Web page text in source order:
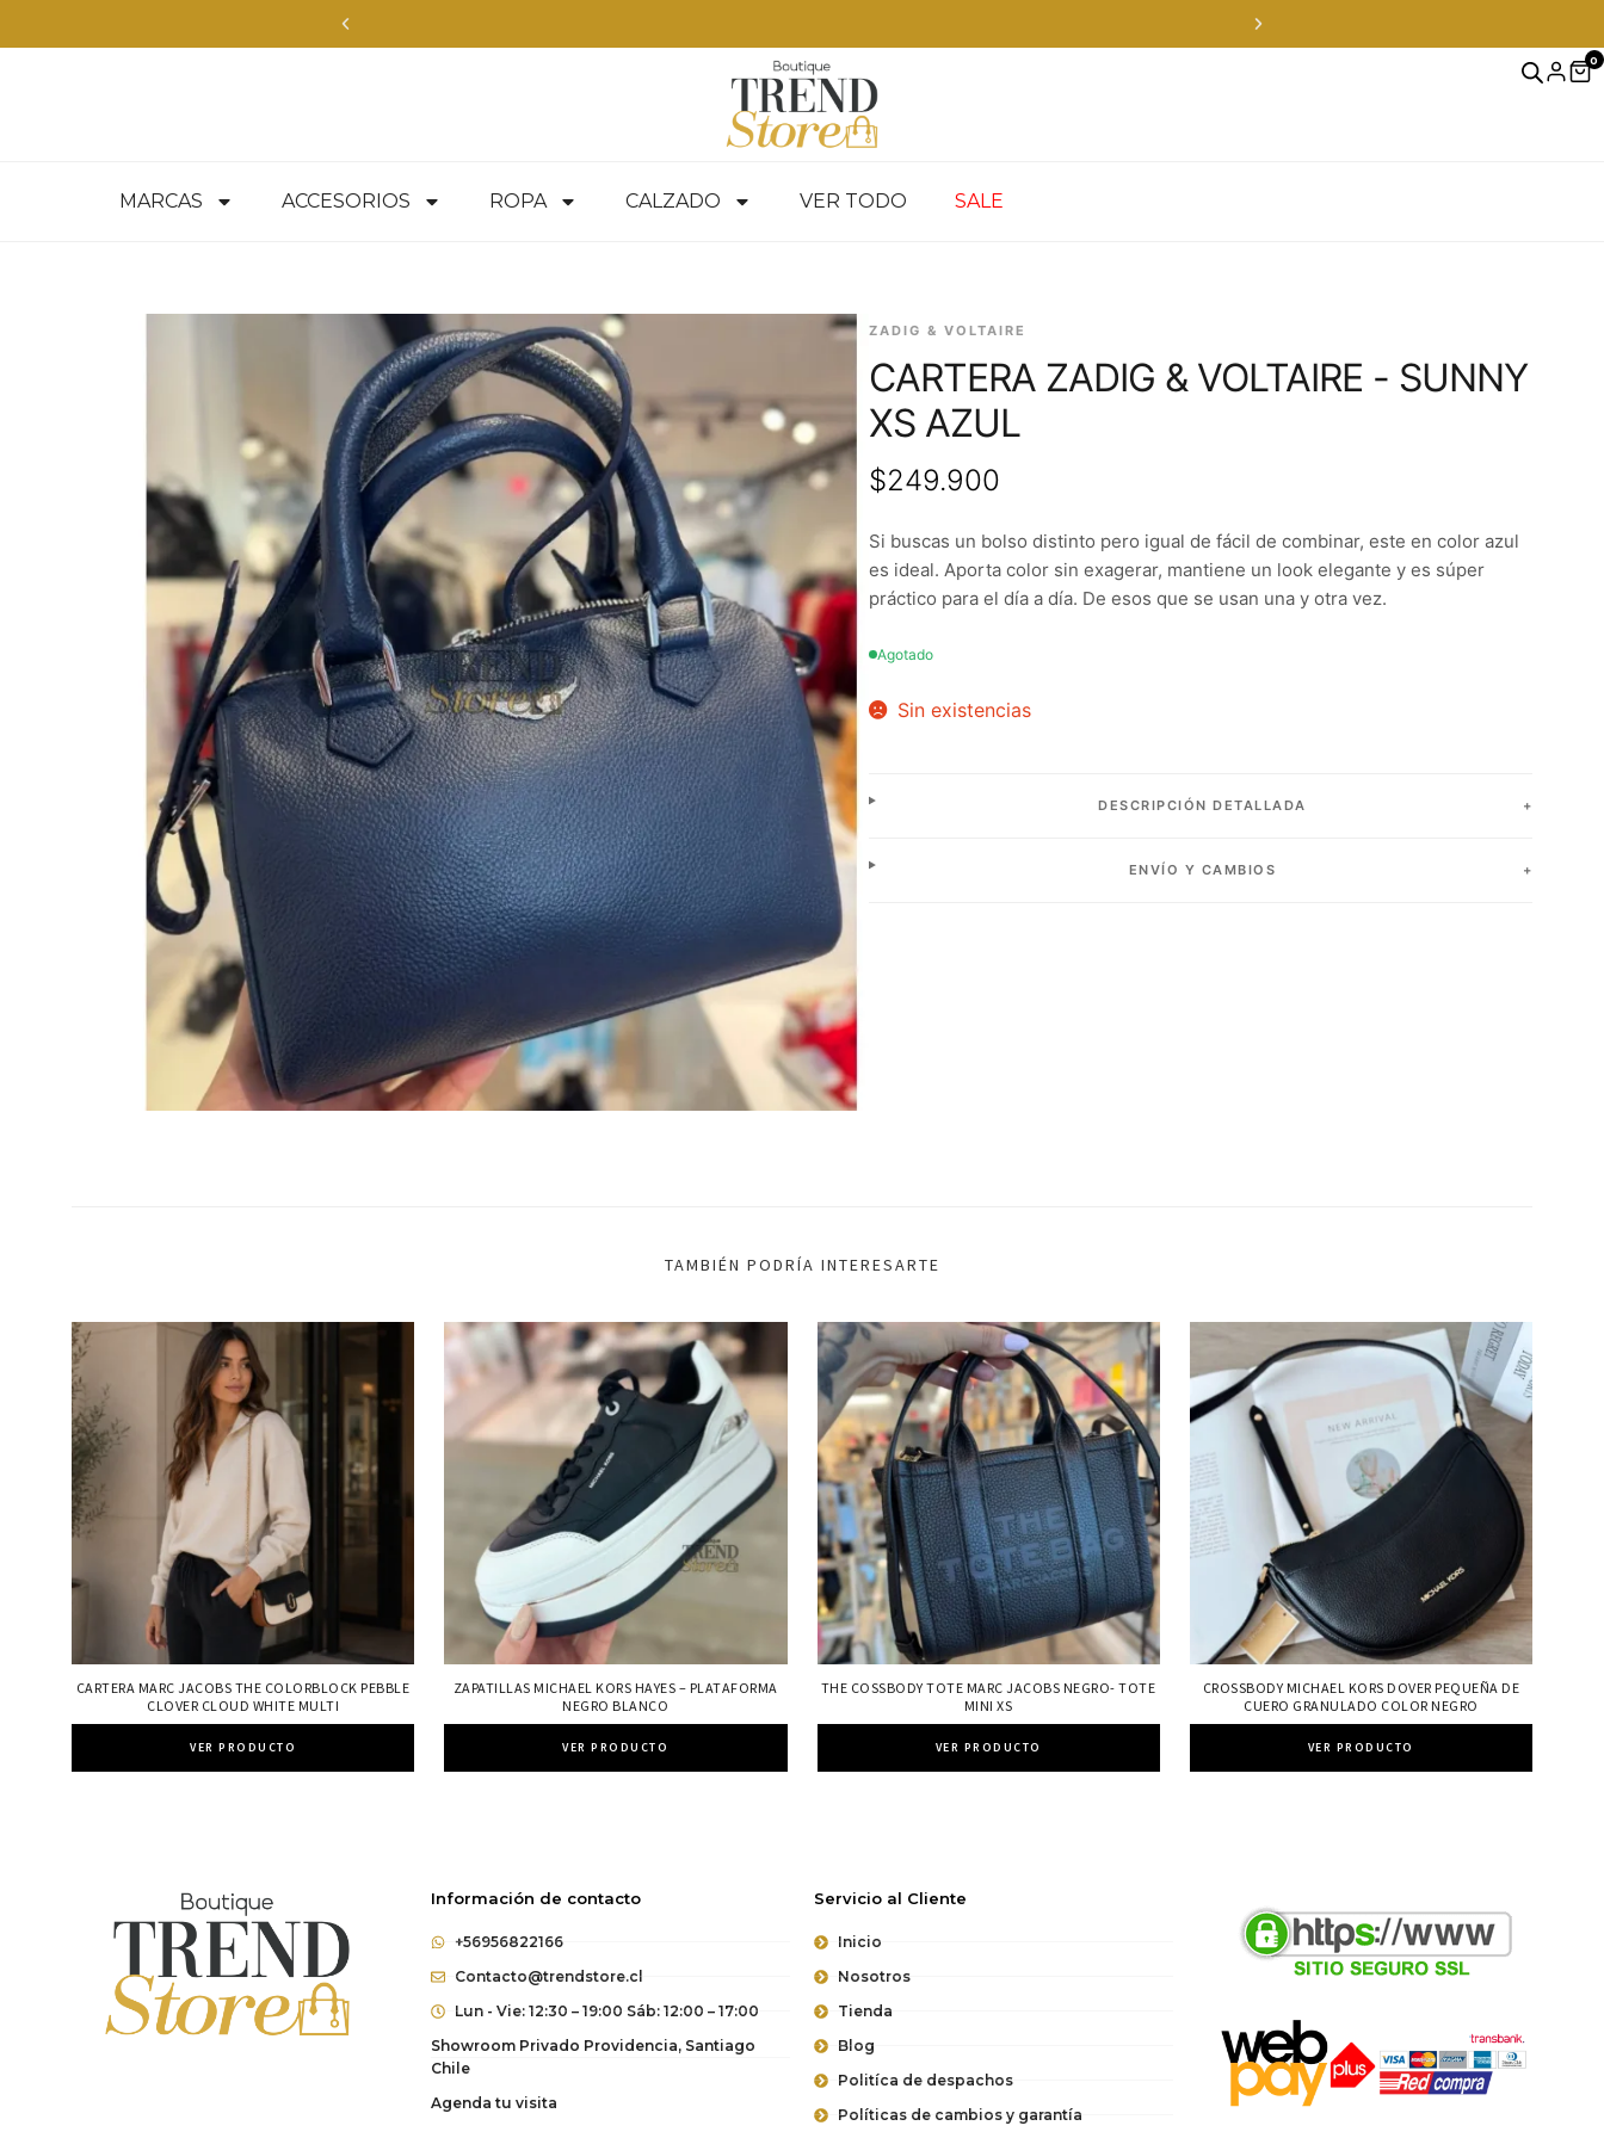
Envíos Express en RM — envíos a todo Chile en 24-48 hrs — ver productos
0
MARCAS ACCESORIOS ROPA CALZADO VER TODO SALE
ZADIG & VOLTAIRE
CARTERA ZADIG & VOLTAIRE - SUNNY
XS AZUL
$249.900
Si buscas un bolso distinto pero igual de fácil de combinar, este en color azul
es ideal. Aporta color sin exagerar, mantiene un look elegante y es súper
práctico para el día a día. De esos que se usan una y otra vez.
Agotado
Sin existencias
DESCRIPCIÓN DETALLADA
ENVÍO Y CAMBIOS
TAMBIÉN PODRÍA INTERESARTE
CARTERA MARC JACOBS THE COLORBLOCK PEBBLE
CLOVER CLOUD WHITE MULTI
VER PRODUCTO
ZAPATILLAS MICHAEL KORS HAYES – PLATAFORMA
NEGRO BLANCO
VER PRODUCTO
THE COSSBODY TOTE MARC JACOBS NEGRO- TOTE
MINI XS
VER PRODUCTO
CROSSBODY MICHAEL KORS DOVER PEQUEÑA DE
CUERO GRANULADO COLOR NEGRO
VER PRODUCTO
Información de contacto
+56956822166
Contacto@trendstore.cl
Lun - Vie: 12:30 – 19:00 Sáb: 12:00 – 17:00
Showroom Privado Providencia, Santiago
Chile
Agenda tu visita
Servicio al Cliente
Inicio
Nosotros
Tienda
Blog
Politíca de despachos
Políticas de cambios y garantía